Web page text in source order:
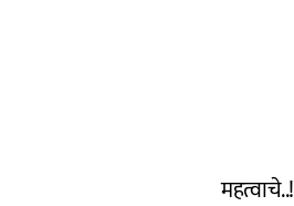
महत्वाचे..!